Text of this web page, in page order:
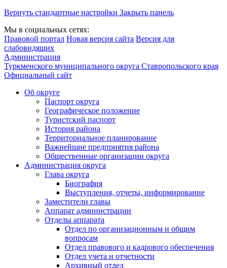
Вернуть стандартные настройки Закрыть панель
Мы в социальных сетях:
Правовой портал Новая версия сайта Версия для
слабовидящих
Администрация
Туркменского муниципального округа Ставропольского края
Официальный сайт
Об округе
Паспорт округа
Географическое положение
Туристский паспорт
История района
Территориальное планирование
Важнейшие предприятия района
Общественные организации округа
Администрация округа
Глава округа
Биография
Выступления, отчеты, информирование
Заместители главы
Аппарат администрации
Отделы аппарата
Отдел по организационным и общим
вопросам
Отдел правового и кадрового обеспечения
Отдел учета и отчетности
Архивный отдел